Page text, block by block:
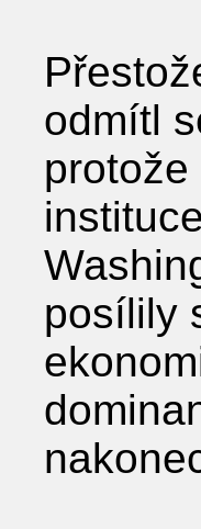
odmítl
posílily